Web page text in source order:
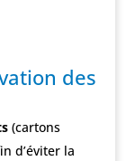
des
(cartons
d’éviter la